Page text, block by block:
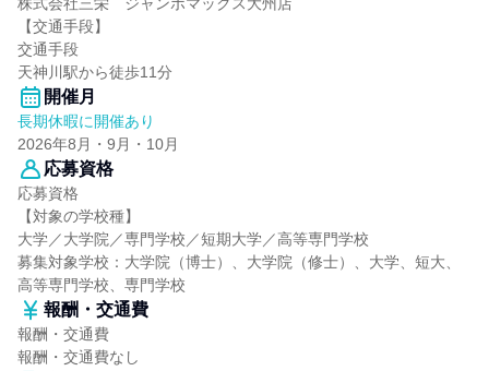
【交通手段】
交通手段
天神川駅から徒歩11分
開催月
長期休暇に開催あり
2026年8月・9月・10月
応募資格
応募資格
【対象の学校種】
大学／大学院／専門学校／短期大学／高等専門学校
募集対象学校：大学院（博士）、大学院（修士）、大学、短大、
高等専門学校、専門学校
報酬・交通費
報酬・交通費
報酬・交通費なし